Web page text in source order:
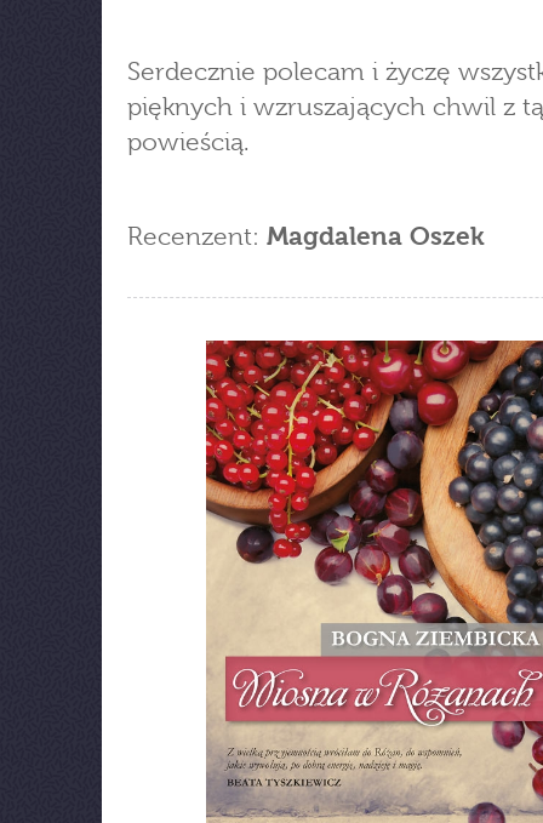
Serdecznie polecam i życzę
pięknych i wzruszających chwil z tą
powieścią.
Recenzent: Magdalena Oszek